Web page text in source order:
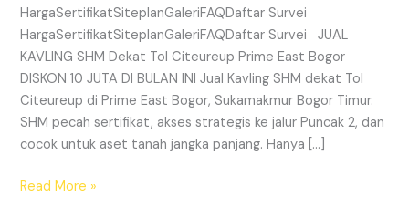
HargaSertifikatSiteplanGaleriFAQDaftar Survei
HargaSertifikatSiteplanGaleriFAQDaftar Survei JUAL
KAVLING SHM Dekat Tol Citeureup Prime East Bogor
DISKON 10 JUTA DI BULAN INI Jual Kavling SHM dekat Tol
Citeureup di Prime East Bogor, Sukamakmur Bogor Timur.
SHM pecah sertifikat, akses strategis ke jalur Puncak 2, dan
cocok untuk aset tanah jangka panjang. Hanya […]
Read More »